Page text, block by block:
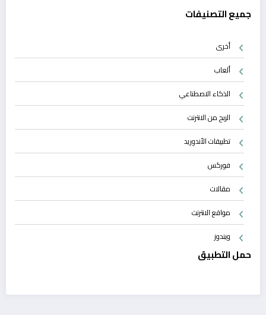
جميع التصنيفات
أخرى
ألعاب
الذكاء الاصطناعي
الربح من الانترنت
تطبيقات الأندوريد
فوركس
مقالات
مواقع الانترنت
ويندوز
حمل التطبيق